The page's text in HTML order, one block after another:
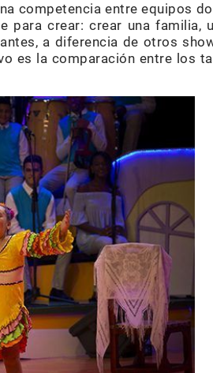
competencia entre equipos
crear: crear una familia,
a diferencia de otros
es la comparación entre los